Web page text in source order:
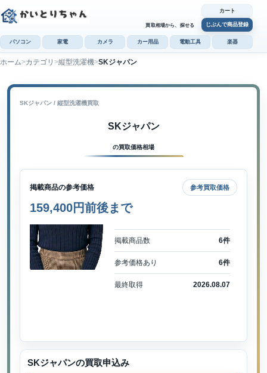
買取相場から、探せる
カート
じぶんで商品登録
パソコン 家電 カメラ カー用品 電動工具 楽器
ホーム カテゴリ 縦型洗濯機 SKジャパン
SKジャパン / 縦型洗濯機買取
SKジャパン
の買取価格相場
掲載商品の参考価格 参考買取価格
159,400円前後まで
掲載商品数 6件
参考価格あり 6件
最終取得 2026.08.07
SKジャパンの買取申込み